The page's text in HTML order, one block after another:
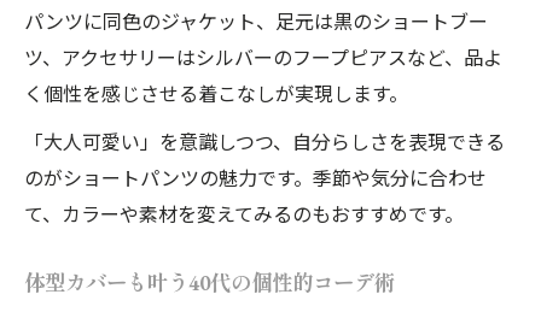
パンツに同色のジャケット、足元は黒のショートブー
ツ、アクセサリーはシルバーのフープピアスなど、品よ
く個性を感じさせる着こなしが実現します。
「大人可愛い」を意識しつつ、自分らしさを表現できる
のがショートパンツの魅力です。季節や気分に合わせ
て、カラーや素材を変えてみるのもおすすめです。
体型カバーも叶う40代の個性的コーデ術